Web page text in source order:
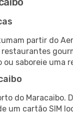
partir do
saboreie uma
do
um cartão SIM